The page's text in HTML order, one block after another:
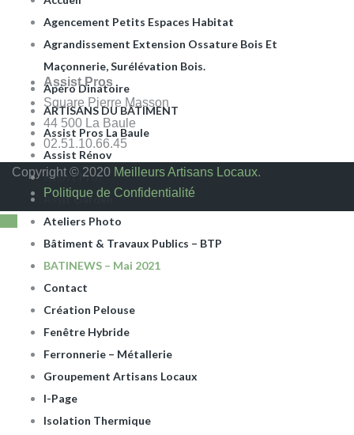
Agencement Petits Espaces Habitat
Agrandissement Extension Ossature Bois Et
Maçonnerie, Surélévation Bois.
Apéro Dinatoire
ARTISANS DU BÂTIMENT
Assist Pros La Baule
Assist Rénov
Assist’Pros
Assit Garden
Ateliers Photo
Bâtiment & Travaux Publics – BTP
BATINEWS – Mai 2021
Contact
Création Pelouse
Fenêtre Hybride
Ferronnerie – Métallerie
Groupement Artisans Locaux
I-Page
Isolation Thermique
Assist Pros
Square Pierre Masson
44 500 La Baule
02.51.10.66.45
Copyright © 2020 Meilleurs Artisans Locaux.
Politique de Confidentialité